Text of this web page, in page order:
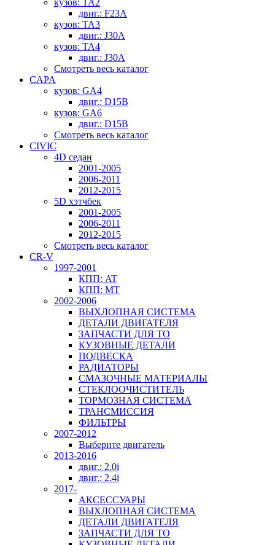
кузов: TA2
двиг.: F23A
кузов: TA3
двиг.: J30A
кузов: TA4
двиг.: J30A
Смотреть весь каталог
CAPA
кузов: GA4
двиг.: D15B
кузов: GA6
двиг.: D15B
Смотреть весь каталог
CIVIC
4D седан
2001-2005
2006-2011
2012-2015
5D хэтчбек
2001-2005
2006-2011
2012-2015
Смотреть весь каталог
CR-V
1997-2001
КПП: AT
КПП: MT
2002-2006
ВЫХЛОПНАЯ СИСТЕМА
ДЕТАЛИ ДВИГАТЕЛЯ
ЗАПЧАСТИ ДЛЯ ТО
КУЗОВНЫЕ ДЕТАЛИ
ПОДВЕСКА
РАДИАТОРЫ
СМАЗОЧНЫЕ МАТЕРИАЛЫ
СТЕКЛООЧИСТИТЕЛЬ
ТОРМОЗНАЯ СИСТЕМА
ТРАНСМИССИЯ
ФИЛЬТРЫ
2007-2012
Выберите двигатель
2013-2016
двиг.: 2.0i
двиг.: 2.4i
2017-
АКСЕССУАРЫ
ВЫХЛОПНАЯ СИСТЕМА
ДЕТАЛИ ДВИГАТЕЛЯ
ЗАПЧАСТИ ДЛЯ ТО